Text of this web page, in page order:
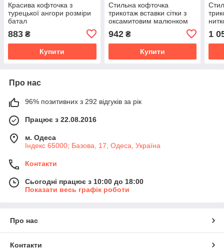
Красива кофточка з
турецької ангори розміри
батал
883 ₴
Купити
Стильна кофточка
трикотаж вставки сітки з
оксамитовим малюнком
942₴
Купити
1
Про нас
96% позитивних з 292 відгуків за рік
Працює з 22.08.2016
м. Одеса
Індекс 65000; Базова, 17, Одеса, Україна
Контакти
Сьогодні працює з 10:00 до 18:00
Показати весь графік роботи
Про нас
Контакти